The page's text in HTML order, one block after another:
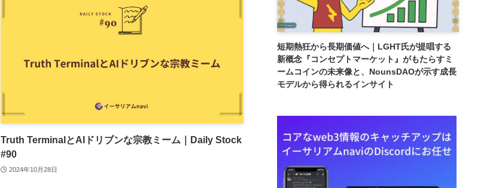
Truth TerminalとAIドリブンな宗教ミーム｜Daily Stock
#90
2024年10月28日
短期熱狂から長期価値へ｜LGHT氏が提唱する
新概念『コンセプトマーケット』がもたらすミ
ームコインの未来像と、NounsDAOが示す成長
モデルから得られるインサイト